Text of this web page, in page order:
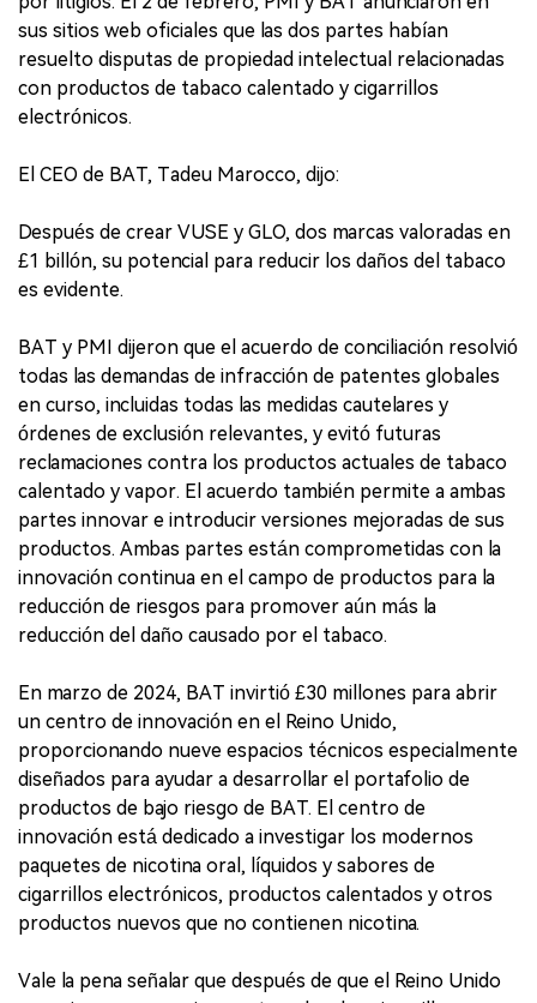
sus sitios web oficiales que las dos partes habían
resuelto disputas de propiedad intelectual relacionadas
con productos de tabaco calentado y cigarrillos
electrónicos.
El CEO de BAT, Tadeu Marocco, dijo:
Después de crear VUSE y GLO, dos marcas valoradas en
£1 billón, su potencial para reducir los daños del tabaco
es evidente.
BAT y PMI dijeron que el acuerdo de conciliación resolvió
todas las demandas de infracción de patentes globales
en curso, incluidas todas las medidas cautelares y
órdenes de exclusión relevantes, y evitó futuras
reclamaciones contra los productos actuales de tabaco
calentado y vapor. El acuerdo también permite a ambas
partes innovar e introducir versiones mejoradas de sus
productos. Ambas partes están comprometidas con la
innovación continua en el campo de productos para la
reducción de riesgos para promover aún más la
reducción del daño causado por el tabaco.
En marzo de 2024, BAT invirtió £30 millones para abrir
un centro de innovación en el Reino Unido,
proporcionando nueve espacios técnicos especialmente
diseñados para ayudar a desarrollar el portafolio de
productos de bajo riesgo de BAT. El centro de
innovación está dedicado a investigar los modernos
paquetes de nicotina oral, líquidos y sabores de
cigarrillos electrónicos, productos calentados y otros
productos nuevos que no contienen nicotina.
Vale la pena señalar que después de que el Reino Unido